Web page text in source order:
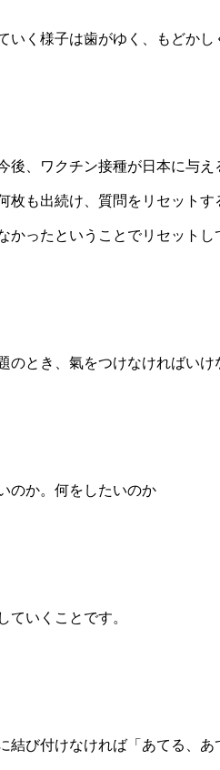
いく様子は歯がゆく、もどかし
後、ワクチン接種が日本に与
枚も出続け、質問をリセット
かったということでリセットし
のとき、氣をつけなければいけ
のか。何をしたいのか
ていくことです。
結び付けなければ「あてる、